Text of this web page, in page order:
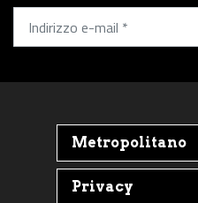
Metropolitano
Privacy